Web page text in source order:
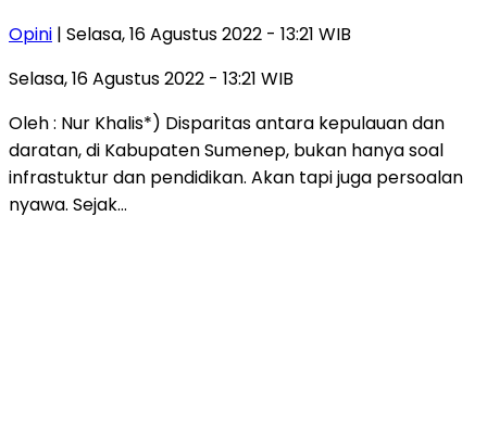
Opini | Selasa, 16 Agustus 2022 - 13:21 WIB
Selasa, 16 Agustus 2022 - 13:21 WIB
Oleh : Nur Khalis*) Disparitas antara kepulauan dan
daratan, di Kabupaten Sumenep, bukan hanya soal
infrastuktur dan pendidikan. Akan tapi juga persoalan
nyawa. Sejak…